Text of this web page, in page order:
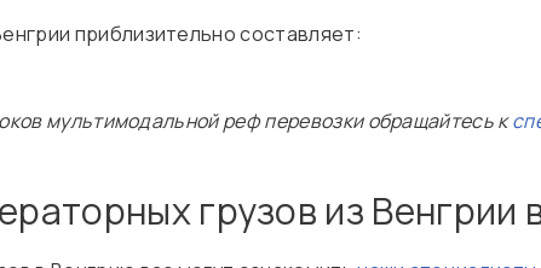
приблизительно составляет:
мультимодальной реф перевозки обращайтесь к
грузов из Венгрии